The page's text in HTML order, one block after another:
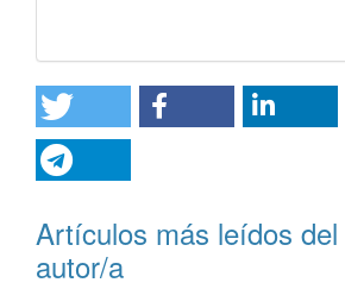
Artículos más leídos
autor/a